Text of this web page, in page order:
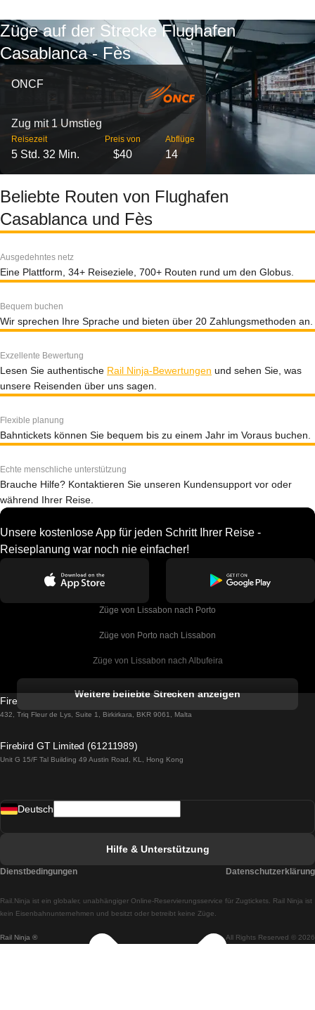
Züge auf der Strecke Flughafen
Casablanca - Fès
ONCF
Zug mit 1 Umstieg
Reisezeit
5 Std. 32 Min.
Preis von
$40
Abflüge
14
Beliebte Routen von Flughafen
Casablanca und Fès
Ausgedehntes netz
Eine Plattform, 34+ Reiseziele, 700+ Routen rund um den Globus.
Bequem buchen
Wir sprechen Ihre Sprache und bieten über 20 Zahlungsmethoden an.
Exzellente Bewertung
Lesen Sie authentische Rail Ninja-Bewertungen und sehen Sie, was
unsere Reisenden über uns sagen.
Flexible planung
Bahntickets können Sie bequem bis zu einem Jahr im Voraus buchen.
Echte menschliche unterstützung
Brauche Hilfe? Kontaktieren Sie unseren Kundensupport vor oder
während Ihrer Reise.
Unsere kostenlose App für jeden Schritt Ihrer Reise -
Reiseplanung war noch nie einfacher!
Züge von Lissabon nach Porto
Züge von Porto nach Lissabon
Züge von Lissabon nach Albufeira
Züge von Lissabon nach Lagos
Züge von Lissabon nach Madrid
Züge von Lissabon nach Braga
Züge von Braga nach Lissabon
Weitere beliebte Strecken anzeigen
Firebird GT Limited (OC 1451)
432, Triq Fleur de Lys, Suite 1, Birkirkara, BKR 9061, Malta
Firebird GT Limited (61211989)
Unit G 15/F Tal Building 49 Austin Road, KL, Hong Kong
Rail Ninja ® All Rights Reserved © 2026
Rail.Ninja ist ein globaler, unabhängiger Online-Reservierungsservice für Zugtickets. Rail Ninja ist
kein Eisenbahnunternehmen und besitzt oder betreibt keine Züge.
Deutsch
Hilfe & Unterstützung
Dienstbedingungen Datenschutzerklärung